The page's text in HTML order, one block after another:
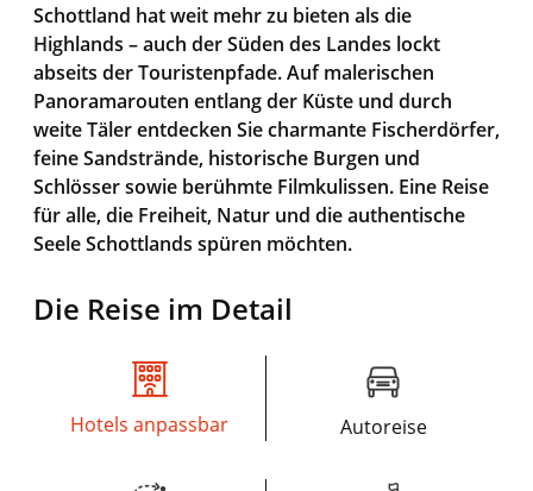
Schottland hat weit mehr zu bieten als die
Highlands – auch der Süden des Landes lockt
abseits der Touristenpfade. Auf malerischen
Panoramarouten entlang der Küste und durch
weite Täler entdecken Sie charmante Fischerdörfer,
feine Sandstrände, historische Burgen und
Schlösser sowie berühmte Filmkulissen. Eine Reise
für alle, die Freiheit, Natur und die authentische
Seele Schottlands spüren möchten.
Die Reise im Detail
Hotels anpassbar Autoreise